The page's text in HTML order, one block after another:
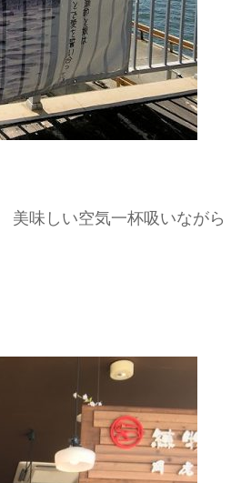
味しい空気一杯吸いながら